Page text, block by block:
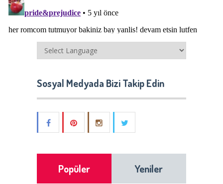
Sosyal Medyada Bizi Takip Edin
Popüler Yeniler